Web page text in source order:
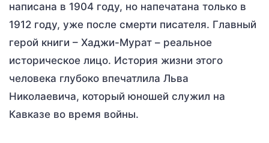
написана в 1904 году, но напечатана только в
1912 году, уже после смерти писателя. Главный
герой книги – Хаджи-Мурат – реальное
историческое лицо. История жизни этого
человека глубоко впечатлила Льва
Николаевича, который юношей служил на
Кавказе во время войны.